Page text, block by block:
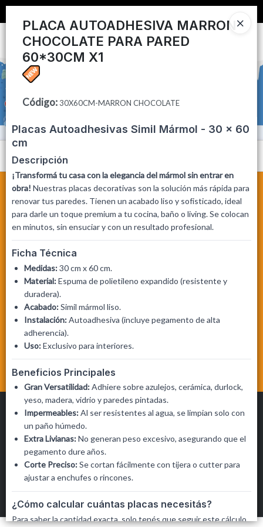
PLACA AUTOADHESIVA MARRON
CHOCOLATE PARA PARED
60*30CM X1
Código: 30X60CM-MARRON CHOCOLATE
Placas Autoadhesivas Simil Mármol - 30 x 60
cm
Descripción
¡Transformá tu casa con la elegancia del mármol sin entrar en
obra! Nuestras placas decorativas son la solución más rápida para
renovar tus paredes. Tienen un acabado liso y sofisticado, ideal
para darle un toque premium a tu cocina, baño o living. Se colocan
en minutos, sin ensuciar y con un resultado profesional.
Ficha Técnica
Medidas:30 cm x 60 cm.
Material:Espuma de polietileno expandido (resistente y
duradera).
Acabado:Simil mármol liso.
Instalación:Autoadhesiva (incluye pegamento de alta
adherencia).
Uso:Exclusivo para interiores.
Beneficios Principales
Gran Versatilidad:Adhiere sobre azulejos, cerámica, durlock,
yeso, madera, vidrio y paredes pintadas.
Impermeables:Al ser resistentes al agua, se limpian solo con
un paño húmedo.
Extra Livianas:No generan peso excesivo, asegurando que el
pegamento dure años.
Corte Preciso:Se cortan fácilmente con tijera o cutter para
ajustar a enchufes o rincones.
¿Cómo calcular cuántas placas necesitás?
Para saber la cantidad exacta, solo tenés que seguir este cálculo
Ingresar a la Tienda
CÓMO COMPRAR
CONTACTO
Menú
FILTROS
Lista vacía
LOS ANGELITOS MAYORISTA©2026
Botón de arrepentimiento
Hecho con ❤️por VentasxMayor